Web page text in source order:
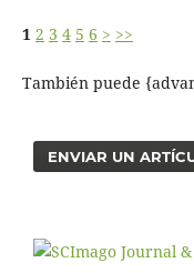
1 2 3 4 5 6 > >>
También puede
ENVIAR UN